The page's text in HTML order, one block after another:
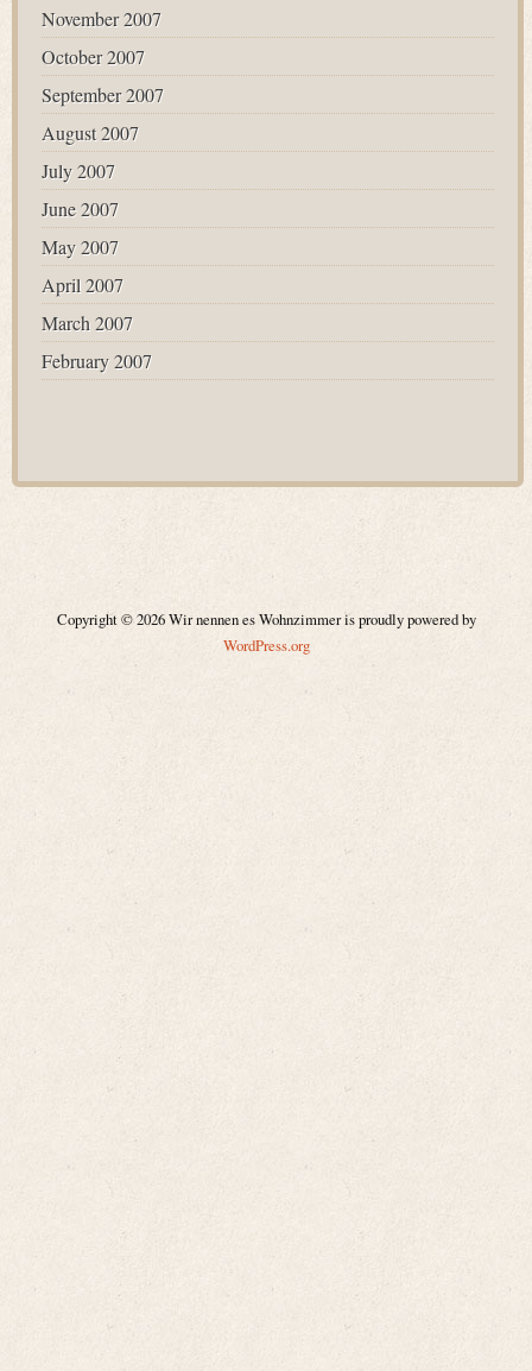
November 2007
October 2007
September 2007
August 2007
July 2007
June 2007
May 2007
April 2007
March 2007
February 2007
Copyright © 2026 Wir nennen es Wohnzimmer is proudly powered by
WordPress.org